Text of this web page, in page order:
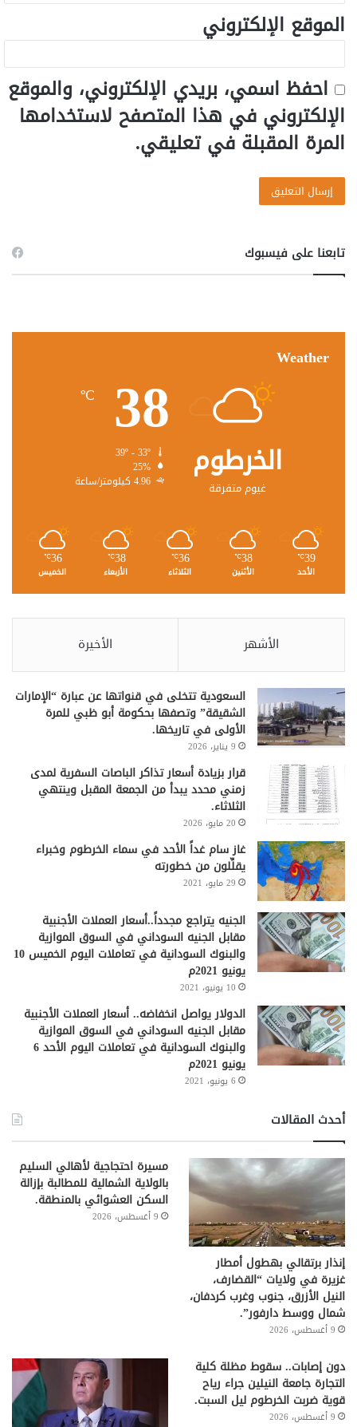
الموقع الإلكتروني
احفظ اسمي، بريدي الإلكتروني، والموقع
الإلكتروني في هذا المتصفح لاستخدامها
المرة المقبلة في تعليقي.
تابعنا على فيسبوك
Weather
الخرطوم
غيوم متفرقة
38
℃
25%
4.96 كيلومتر/ساعة
39
℃
الأحد
38
℃
الأثنين
36
℃
الثلاثاء
38
℃
الأربعاء
36
℃
الخميس
الأشهر الأخيرة
السعودية تتخلى في قنواتها عن عبارة “الإمارات
الشقيقة” وتصفها بحكومة أبو ظبي للمرة
الأولى في تاريخها.
9 يناير، 2026
قرار بزيادة أسعار تذاكر الباصات السفرية لمدى
زمني محدد يبدأ من الجمعة المقبل وينتهي
الثلاثاء.
20 مايو، 2026
غاز سام غداً الأحد في سماء الخرطوم وخبراء
يقلِّلون من خطورته
29 مايو، 2021
الجنيه يتراجع مجدداً..أسعار العملات الأجنبية
مقابل الجنيه السوداني في السوق الموازية
والبنوك السودانية في تعاملات اليوم الخميس 10
يونيو 2021م
10 يونيو، 2021
الدولار يواصل انخفاضه.. أسعار العملات الأجنبية
مقابل الجنيه السوداني في السوق الموازية
والبنوك السودانية في تعاملات اليوم الأحد 6
يونيو 2021م
6 يونيو، 2021
أحدث المقالات
إنذار برتقالي بهطول أمطار
غزيرة في ولايات “القضارف،
النيل الأزرق، جنوب وغرب كردفان،
شمال ووسط دارفور”.
9 أغسطس، 2026
مسيرة احتجاجية لأهالي السليم
بالولاية الشمالية للمطالبة بإزالة
السكن العشوائي بالمنطقة.
9 أغسطس، 2026
دون إصابات.. سقوط مظلة كلية
التجارة جامعة النيلين جراء رياح
قوية ضربت الخرطوم ليل السبت.
9 أغسطس، 2026